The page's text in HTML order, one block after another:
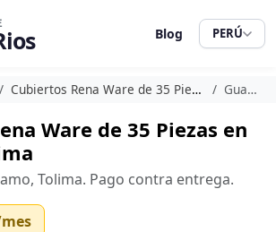
Blog PERÚ
Cubiertos Rena Ware de 35 Piezas Guamo
Ware de 35 Piezas en
Tolima. Pago contra entrega.